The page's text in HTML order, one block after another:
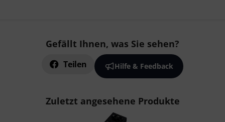
Gefällt Ihnen, was Sie sehen?
Teilen Hilfe & Feedback
Zuletzt angesehene Produkte